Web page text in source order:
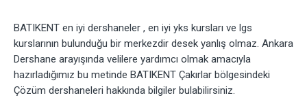
BATIKENT en iyi dershaneler , en iyi yks kursları ve lgs
kurslarının bulunduğu bir merkezdir desek yanlış olmaz. Ankara
Dershane arayışında velilere yardımcı olmak amacıyla
hazırladığımız bu metinde BATIKENT Çakırlar bölgesindeki
Çözüm dershaneleri hakkında bilgiler bulabilirsiniz.